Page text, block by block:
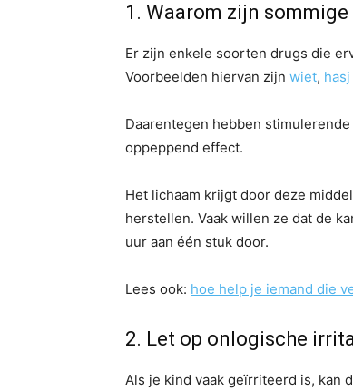
1. Waarom zijn
Er zijn enkele soorten drugs die
Voorbeelden hiervan zijn wiet, hasj
Daarentegen hebben
oppeppend effect.
Het lichaam krijgt door deze
herstellen. Vaak willen ze dat de
uur aan één stuk door.
Lees ook: hoe help je iemand die
2. Let op onlogische
Als je kind vaak geïrriteerd is, kan